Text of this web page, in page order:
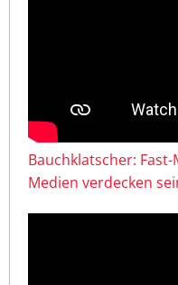
Bauchklatscher:
Medien verdecken